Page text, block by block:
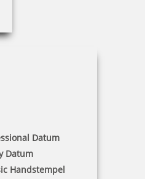
Datum
Datum
Handstempel
Textstempel 58x27 mm
€